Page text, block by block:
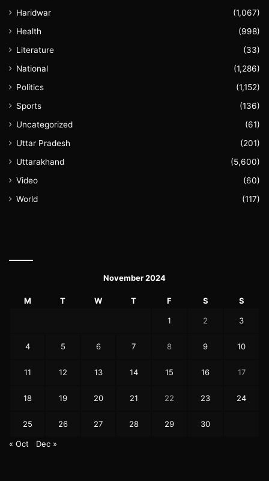
Haridwar
(1,067)
Health
(998)
Literature
(33)
National
(1,286)
Politics
(1,152)
Sports
(136)
Uncategorized
(61)
Uttar Pradesh
(201)
Uttarakhand
(5,600)
Video
(60)
World
(117)
November 2024
M T W T F S S
1 2 3
4 5 6 7 8 9 10
11 12 13 14 15 16 17
18 19 20 21 22 23 24
25 26 27 28 29 30
« Oct Dec »